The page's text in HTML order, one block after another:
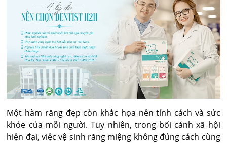
Một hàm răng đẹp còn khắc họa nên tính cách và sức
khỏe của mỗi người. Tuy nhiên, trong bối cảnh xã hội
hiện đại, việc vệ sinh răng miệng không đúng cách cùng